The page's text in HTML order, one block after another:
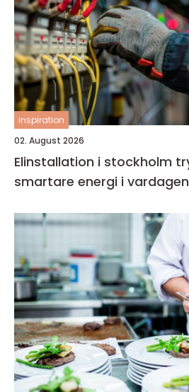
inspiration
02. August 2026
Elinstallation i stockholm trygg el och
smartare energi i vardagen